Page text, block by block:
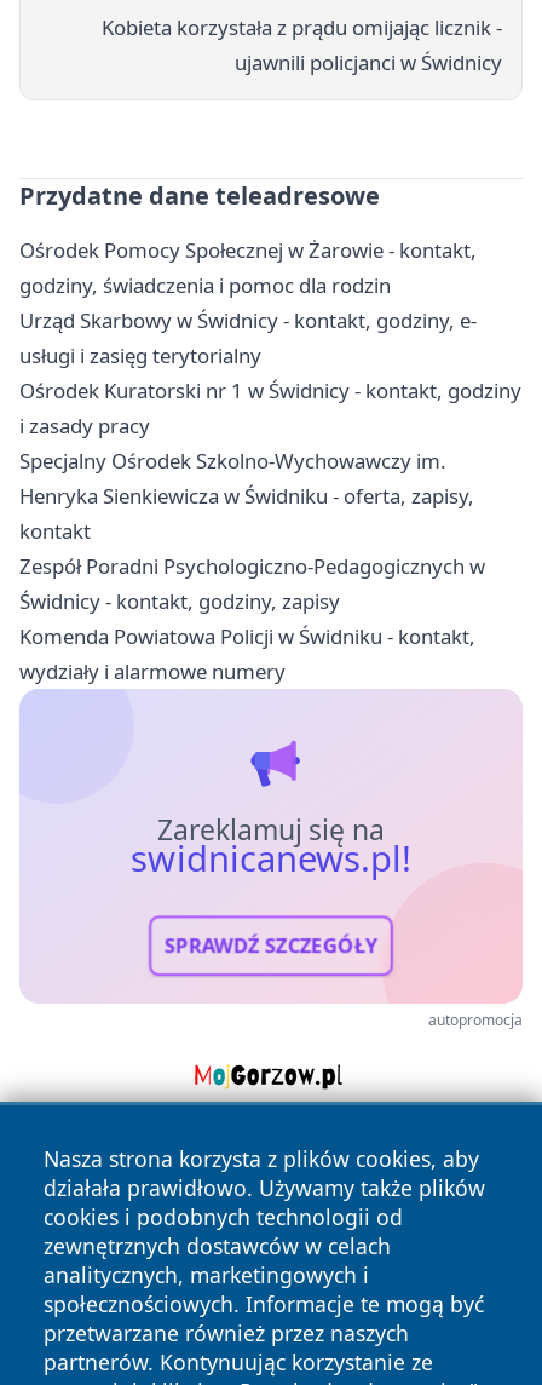
Kobieta korzystała z prądu omijając licznik -
ujawnili policjanci w Świdnicy
Przydatne dane teleadresowe
Ośrodek Pomocy Społecznej w Żarowie - kontakt,
godziny, świadczenia i pomoc dla rodzin
Urząd Skarbowy w Świdnicy - kontakt, godziny, e-
usługi i zasięg terytorialny
Ośrodek Kuratorski nr 1 w Świdnicy - kontakt, godziny
i zasady pracy
Specjalny Ośrodek Szkolno-Wychowawczy im.
Henryka Sienkiewicza w Świdniku - oferta, zapisy,
kontakt
Zespół Poradni Psychologiczno-Pedagogicznych w
Świdnicy - kontakt, godziny, zapisy
Komenda Powiatowa Policji w Świdniku - kontakt,
wydziały i alarmowe numery
Zareklamuj się na
swidnicanews.pl!
SPRAWDŹ SZCZEGÓŁY
autopromocja
Nasza strona korzysta z plików cookies, aby
działała prawidłowo. Używamy także plików
cookies i podobnych technologii od
zewnętrznych dostawców w celach
analitycznych, marketingowych i
społecznościowych. Informacje te mogą być
przetwarzane również przez naszych
partnerów. Kontynuując korzystanie ze
Copyright © 2026 swidnicanews.pl Wszystkie prawa
zastrzeżone.